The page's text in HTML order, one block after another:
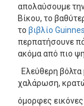
απολαύσουμε
Βίκου, το
το βιβλίο Guinnes
περπατήσουνε
ακόμα από πιο
Ελεύθερη
χαλάρωση,
όμορφες